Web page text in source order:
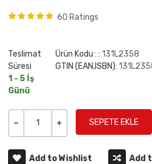
60 Ratings
Teslimat
Süresi
1 - 5 İş
Günü
Ürün Kodu : : 131L2358
GTIN (EAN,ISBN):
Add to Wishlist Add